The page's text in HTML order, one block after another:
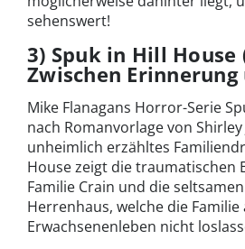
sehenswert!
3) Spuk in Hill House
Zwischen
Mike Flanagans Horror-Serie
nach Romanvorlage von Shirley
unheimlich erzähltes
House zeigt die traumatischen
Familie Crain und die
Herrenhaus, welche die Familie
Erwachsenenleben nicht